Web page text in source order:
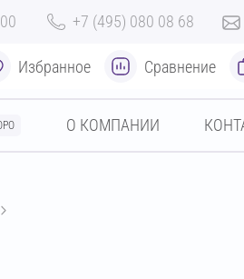
+7 (495) 080 08 68
Избранное Сравнение
О КОМПАНИИ